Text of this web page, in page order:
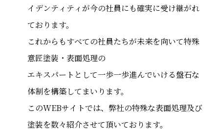
イデンティティが今の社員にも確実に受け継がれ
ております。
これからもすべての社員たちが未来を向いて特殊
意匠塗装・表面処理の
エキスパートとして一歩一歩進んでいける盤石な
体制を構築してまいります。
このWEBサイトでは、弊社の特殊な表面処理及び
塗装を数々紹介させて頂いております。